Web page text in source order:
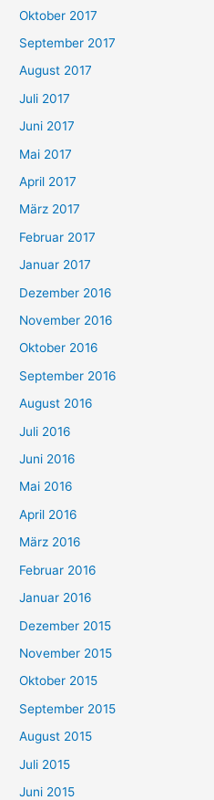
Oktober 2017
September 2017
August 2017
Juli 2017
Juni 2017
Mai 2017
April 2017
März 2017
Februar 2017
Januar 2017
Dezember 2016
November 2016
Oktober 2016
September 2016
August 2016
Juli 2016
Juni 2016
Mai 2016
April 2016
März 2016
Februar 2016
Januar 2016
Dezember 2015
November 2015
Oktober 2015
September 2015
August 2015
Juli 2015
Juni 2015